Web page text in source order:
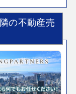
の不動産売